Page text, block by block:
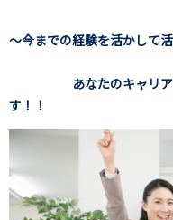
～今までの経験を活かして
あなたのキャリアア
す！！